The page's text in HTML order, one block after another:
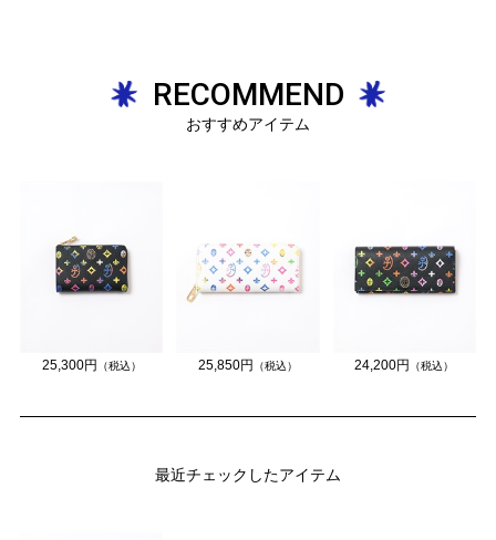
RECOMMEND
おすすめアイテム
25,300円 （税込） 25,850円 （税込） 24,200円 （税込）
最近チェックしたアイテム